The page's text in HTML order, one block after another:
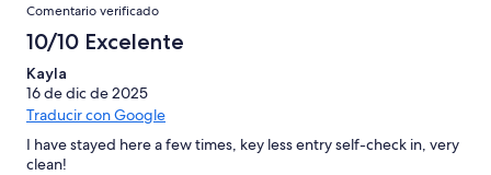
Comentario verificado
10/10 Excelente
Kayla
16 de dic de 2025
Traducir con Google
I have stayed here a few times, key less entry self-check in, very
clean!